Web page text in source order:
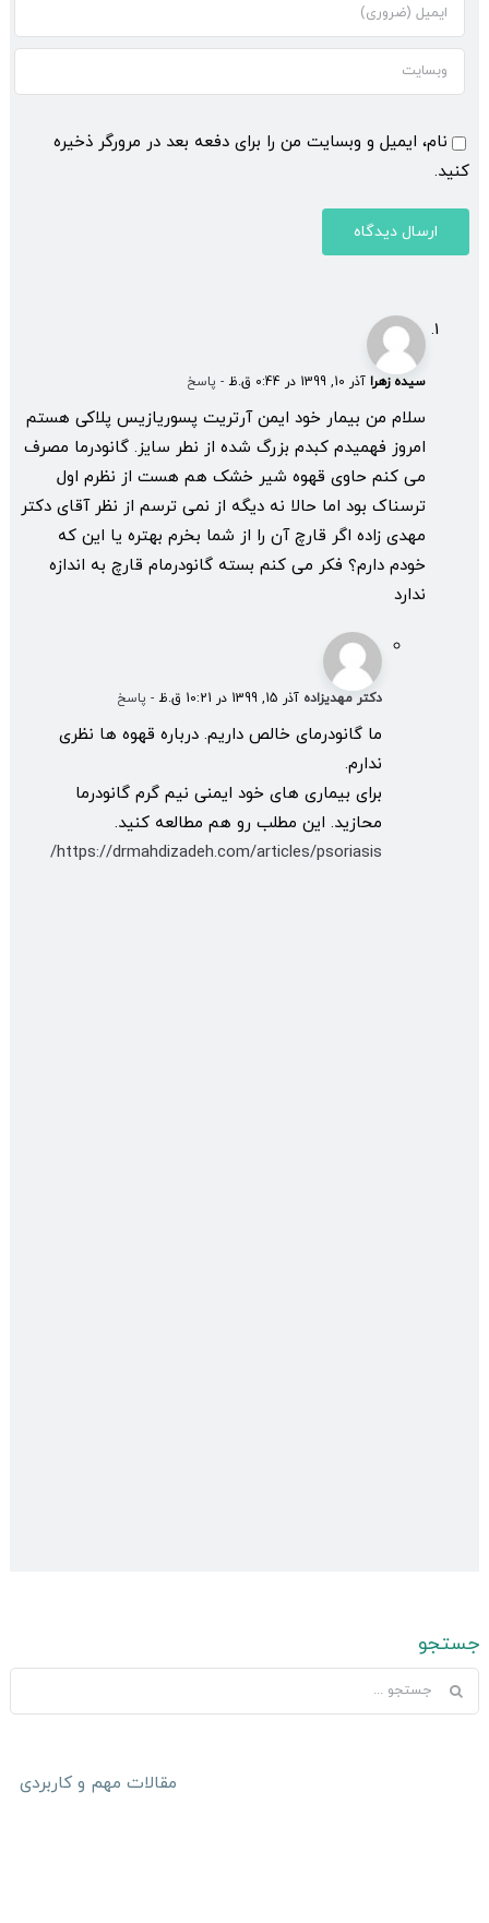
سیده زهراآذر 10, 1399 در 0:44 ق.ظ - پاسخ
سلام من بیمار خود ایمن آرتریت پسوریازیس پلاکی هستم
امروز فهمیدم کبدم بزرگ شده از نطر سایز. گانودرما مصرف
می کنم حاوی قهوه شیر خشک هم هست از نظرم اول
ترسناک بود اما حالا نه دیگه از نمی ترسم از نظر آقای دکتر
مهدی زاده اگر قارچ آن را از شما بخرم بهتره یا این که
خودم دارم؟ فکر می کنم بسته گانودرمام قارچ به اندازه
ندارد
دکتر مهدیزاده آذر 15, 1399 در 10:21 ق.ظ - پاسخ
ما گانودرمای خالص داریم. درباره قهوه ها نظری
ندارم.
برای بیماری های خود ایمنی نیم گرم گانودرما
محازید. این مطلب رو هم مطالعه کنید.
https://drmahdizadeh.com/articles/psoriasis/
نام، ایمیل و وبسایت من را برای دفعه بعد در مرورگر ذخیره
کنید.
جستجو
جستجو
برای:
مقالات مهم و کاربردی